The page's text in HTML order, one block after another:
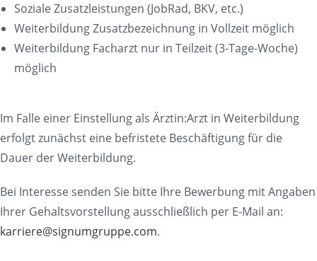
Soziale Zusatzleistungen (JobRad, BKV, etc.)
Weiterbildung Zusatzbezeichnung in Vollzeit möglich
Weiterbildung Facharzt nur in Teilzeit (3-Tage-Woche)
möglich
Im Falle einer Einstellung als Ärztin:Arzt in Weiterbildung
erfolgt zunächst eine befristete Beschäftigung für die
Dauer der Weiterbildung.
Bei Interesse senden Sie bitte Ihre Bewerbung mit Angaben
Ihrer Gehaltsvorstellung ausschließlich per E-Mail an:
karriere@signumgruppe.com.